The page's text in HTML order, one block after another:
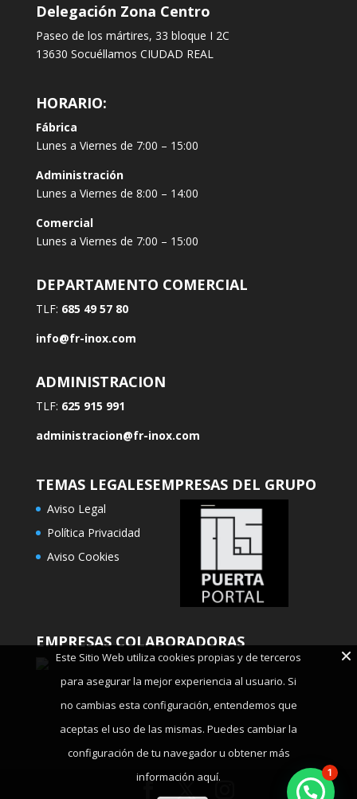
Delegación Zona Centro
Paseo de los mártires, 33 bloque I 2C
13630 Socuéllamos CIUDAD REAL
HORARIO:
Fábrica
Lunes a Viernes de 7:00 – 15:00
Administración
Lunes a Viernes de 8:00 – 14:00
Comercial
Lunes a Viernes de 7:00 – 15:00
DEPARTAMENTO COMERCIAL
TLF: 685 49 57 80
info@fr-inox.com
ADMINISTRACION
TLF: 625 915 991
administracion@fr-inox.com
TEMAS LEGALES
Aviso Legal
Política Privacidad
Aviso Cookies
EMPRESAS DEL GRUPO
EMPRESAS COLABORADORAS
Este Sitio Web utiliza cookies propias y de terceros
para asegurar la mejor experiencia al usuario. Si
no cambias esta configuración, entendemos que
aceptas el uso de las mismas. Puedes cambiar la
configuración de tu navegador u obtener más
información aquí.
1